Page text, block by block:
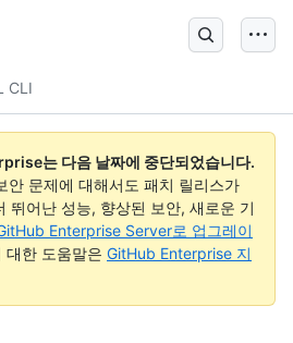
CLI
는 다음 날짜에 중단되었습니다.
안 문제에 대해서도 패치 릴리스가
뛰어난 성능, 향상된 보안, 새로운 기
Enterprise Server로 업그레이
대한 도움말은 GitHub Enterprise 지